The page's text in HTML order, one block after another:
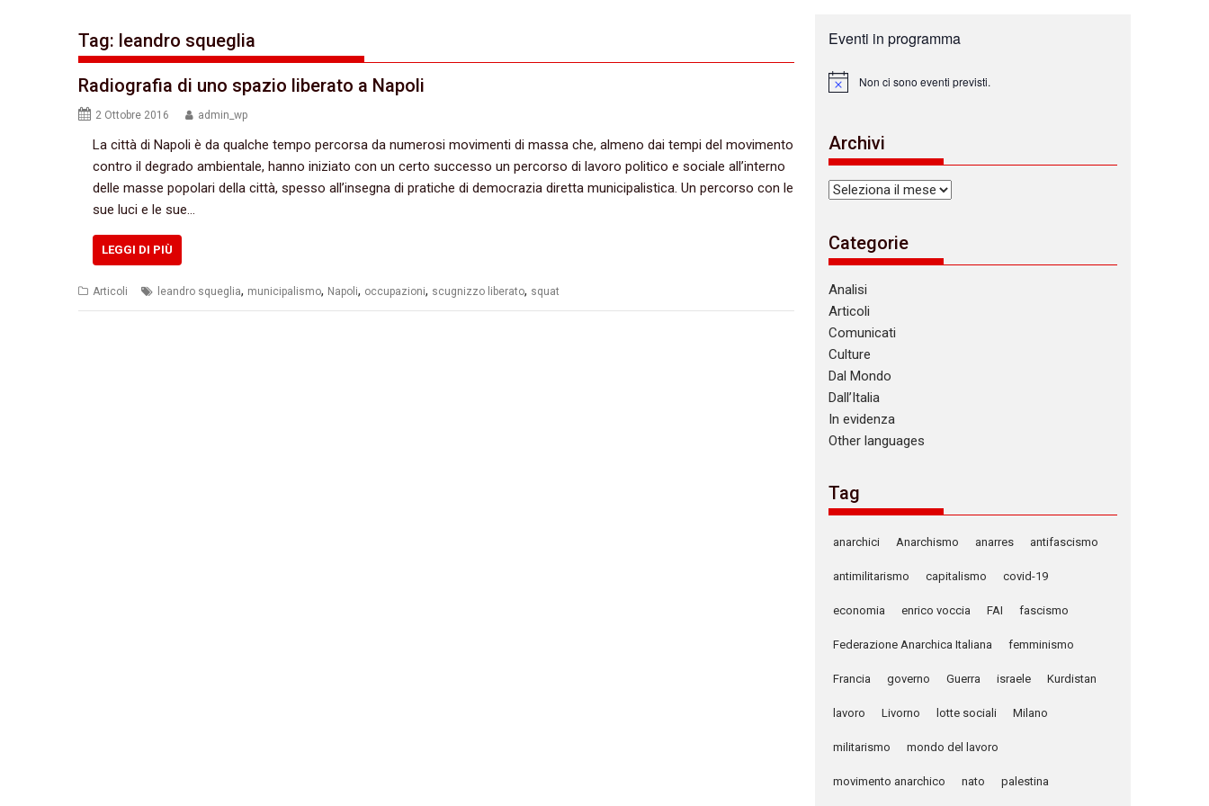
Tag: leandro squeglia
Radiografia di uno spazio liberato a Napoli
2 Ottobre 2016 admin_wp
La città di Napoli è da qualche tempo percorsa da numerosi movimenti di massa che,‭ ‬almeno dai tempi del movimento
contro il degrado ambientale,‭ ‬hanno iniziato con un certo successo un percorso di lavoro politico e sociale all’interno
delle masse popolari della città,‭ ‬spesso all’insegna di pratiche di democrazia diretta municipalistica.‭ ‬Un percorso con le
sue luci e le sue…
LEGGI DI PIÙ
Articoli leandro squeglia, municipalismo, Napoli, occupazioni, scugnizzo liberato, squat
Eventi in programma
N
c
e
Non ci sono eventi previsti.
Archivi
Archivi
Categorie
Analisi
Articoli
Comunicati
Culture
Dal Mondo
Dall’Italia
In evidenza
Other languages
Tag
anarchici Anarchismo anarres antifascismo
antimilitarismo capitalismo covid-19
economia enrico voccia FAI fascismo
Federazione Anarchica Italiana femminismo
Francia governo Guerra israele Kurdistan
lavoro Livorno lotte sociali Milano
militarismo mondo del lavoro
movimento anarchico nato palestina